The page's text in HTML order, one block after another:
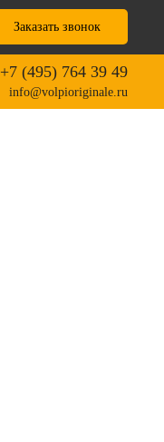
Заказать звонок
+7 (495) 764 39 49
info@volpioriginale.ru